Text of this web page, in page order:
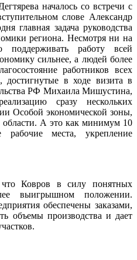
началось со встречи с
слове Александр
главная задача руководства
региона. Несмотря ни на
поддерживать работу всей
сильнее, а людей более
работников всех
достигнутые в ходе визита в
РФ Михаила Мишустина,
сразу нескольких
Особой экономической зоны,
А это как минимум 10
места, укрепление
что Ковров в силу понятных
выигрышном положении.
обеспечены заказами,
объемы производства и дает